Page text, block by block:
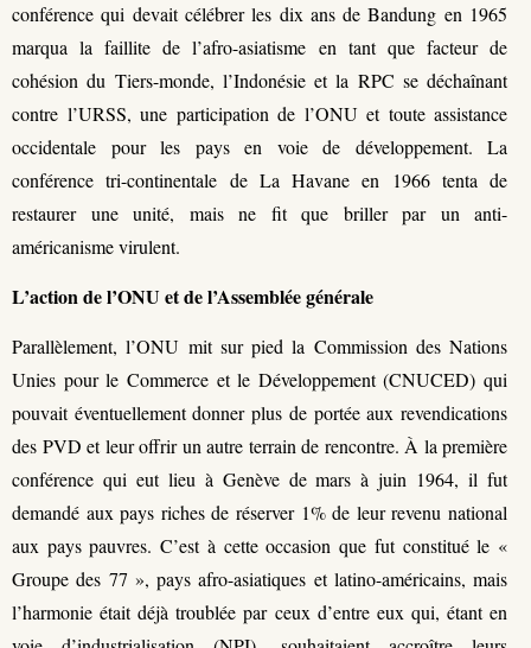
conférence qui devait célébrer les dix ans de Bandung en 1965
marqua la faillite de l’afro-asiatisme en tant que facteur de
cohésion du Tiers-monde, l’Indonésie et la RPC se déchaînant
contre l’URSS, une participation de l’ONU et toute assistance
occidentale pour les pays en voie de développement. La
conférence tri-continentale de La Havane en 1966 tenta de
restaurer une unité, mais ne fit que briller par un anti-
américanisme virulent.
L’action de l’ONU et de l’Assemblée générale
Parallèlement, l’ONU mit sur pied la Commission des Nations
Unies pour le Commerce et le Développement (CNUCED) qui
pouvait éventuellement donner plus de portée aux revendications
des PVD et leur offrir un autre terrain de rencontre. À la première
conférence qui eut lieu à Genève de mars à juin 1964, il fut
demandé aux pays riches de réserver 1% de leur revenu national
aux pays pauvres. C’est à cette occasion que fut constitué le «
Groupe des 77 », pays afro-asiatiques et latino-américains, mais
l’harmonie était déjà troublée par ceux d’entre eux qui, étant en